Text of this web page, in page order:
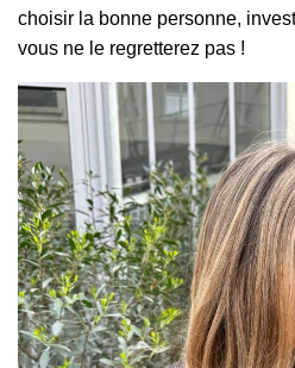
choisir la bonne personne,
vous ne le regretterez pas !